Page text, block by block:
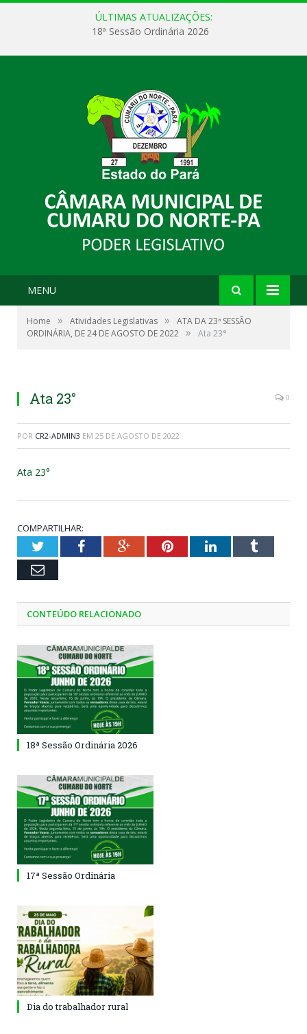
ÚLTIMAS ATUALIZAÇÕES:
18ª Sessão Ordinária 2026
MENU
Home » Atividades Legislativas »
ATA DA 23ª SESSÃO
ORDINÁRIA, DE 24 DE AGOSTO DE 2022 » Ata 23°
Ata 23° 0
POR CR2-ADMIN3 EM 25 DE AGOSTO DE 2022
Ata 23°
COMPARTILHAR:
TwitterFacebookGoogle+PinterestLinkedInTumblr
Email
CONTEÚDO RELACIONADO
18ª Sessão Ordinária 2026
17ª Sessão Ordinária
Dia do trabalhador rural